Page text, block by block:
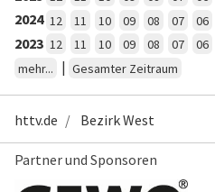
2024 12 11 10 09 08 07 06
2023 12 11 10 09 08 07 06
mehr...
| Gesamter Zeitraum
httv.de Bezirk West
Partner und Sponsoren